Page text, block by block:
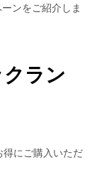
ンをご紹介しま
ラン
にご購入いただ